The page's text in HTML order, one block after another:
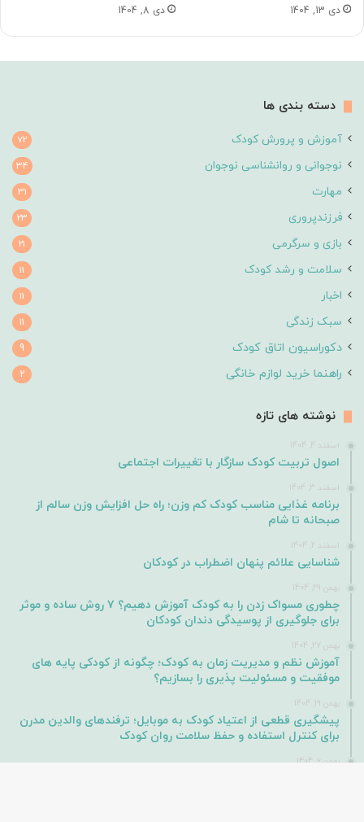
دی 13, 1404 دی 8, 1404
دسته بندی ها
آموزش و پرورش کودک 72
نوجوانی و روانشناسی نوجوان 34
مهارت 31
فرزندپروری 23
بازی و سرگرمی 21
سلامت و رشد کودک 11
اخبار 11
سبک زندگی 11
دکوراسیون اتاق کودک 9
راهنما خرید لوازم خانگی 2
نوشته های تازه
اسفند 4, 1404
اصول تربیت کودک سازگار با تغییرات اجتماعی
اسفند 3, 1404
برنامه غذایی مناسب کودک کم وزن؛ راه حل افزایش وزن سالم از
صبحانه تا شام
اسفند 2, 1404
شناسایی علائم پنهان اضطراب در کودکان
بهمن 29, 1404
چطوری مسواک زدن را به کودک آموزش دهیم؟ ۷ روش ساده و موثر
برای جلوگیری از پوسیدگی دندان کودکان
بهمن 27, 1404
آموزش نظم و مدیریت زمان به کودک؛ چگونه از کودکی پایه های
موفقیت و مسئولیت پذیری را بسازیم؟
بهمن 19, 1404
پیشگیری قطعی از اعتیاد کودک به موبایل؛ ترفندهای والدین مدرن
برای کنترل استفاده و حفظ سلامت روان کودک
بهمن 6, 1404